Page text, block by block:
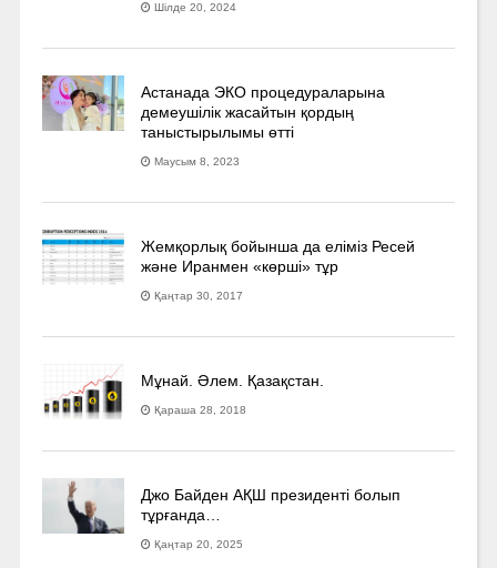
Шілде 20, 2024
Астанада ЭКО процедураларына
демеушілік жасайтын қордың
таныстырылымы өтті
Маусым 8, 2023
Жемқорлық бойынша да еліміз Ресей
және Иранмен «көрші» тұр
Қаңтар 30, 2017
Мұнай. Әлем. Қазақстан.
Қараша 28, 2018
Джо Байден АҚШ президенті болып
тұрғанда…
Қаңтар 20, 2025